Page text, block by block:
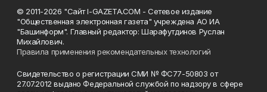
© 2011-2026 "Сайт I-GAZETA.COM - Сетевое издание
"Общественная электронная газета" учреждена АО ИА
"Башинформ". Главный редактор: Шарафутдинов Руслан
Михайлович.
Правила применения рекомендательных технологий
Свидетельство о регистрации СМИ № ФС77-50803 от
27.07.2012 выдано Федеральной службой по надзору в сфере